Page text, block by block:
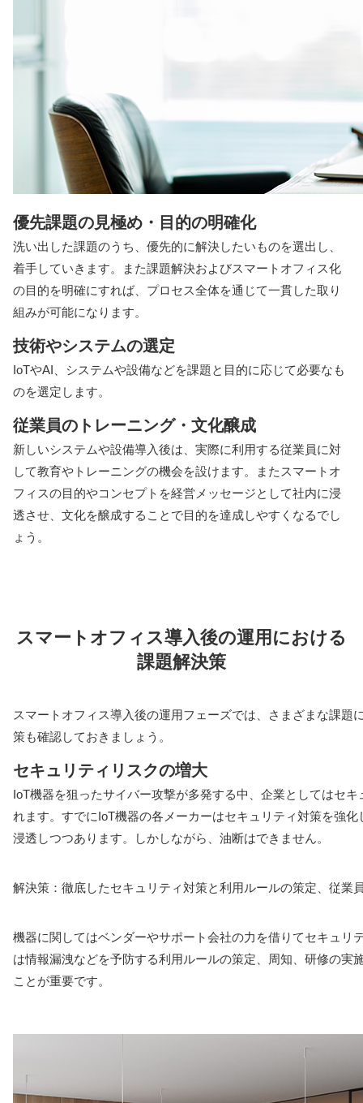
優先課題の見極め・目的の明確化
洗い出した課題のうち、優先的に解決したいものを選出し、
着手していきます。また課題解決およびスマートオフィス化
の目的を明確にすれば、プロセス全体を通じて一貫した取り
組みが可能になります。
技術やシステムの選定
IoTやAI、システムや設備などを課題と目的に応じて必要なも
のを選定します。
従業員のトレーニング・文化醸成
新しいシステムや設備導入後は、実際に利用する従業員に対
して教育やトレーニングの機会を設けます。またスマートオ
フィスの目的やコンセプトを経営メッセージとして社内に浸
透させ、文化を醸成することで目的を達成しやすくなるでし
ょう。
スマートオフィス導入後の運用における
課題解決策
スマートオフィス導入後の運用フェーズでは、さまざまな課題
策も確認しておきましょう。
セキュリティリスクの増大
IoT機器を狙ったサイバー攻撃が多発する中、企業としてはセ
れます。すでにIoT機器の各メーカーはセキュリティ対策を強
浸透しつつあります。しかしながら、油断はできません。
解決策：徹底したセキュリティ対策と利用ルールの策定、従業
機器に関してはベンダーやサポート会社の力を借りてセキュリ
は情報漏洩などを予防する利用ルールの策定、周知、研修の実
ことが重要です。